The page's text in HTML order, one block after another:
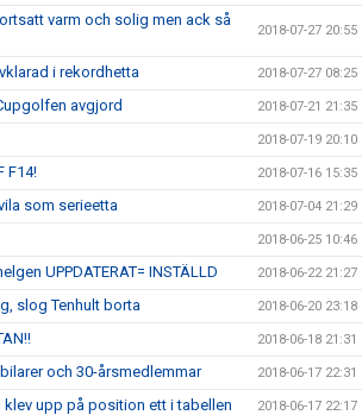
varm och solig men ack så
2018-07-27 20:55
i rekordhetta 2018-07-27 08:25
avgjord 2018-07-21 21:35
2018-07-19 20:10
F14! 2018-07-16 15:35
som serieetta 2018-07-04 21:29
2018-06-25 10:46
UPPDATERAT= INSTÄLLD 2018-06-22 21:27
slog Tenhult borta 2018-06-20 23:18
2018-06-18 21:31
och 30-årsmedlemmar 2018-06-17 22:31
klev upp på position ett i tabellen 2018-06-17 22:17